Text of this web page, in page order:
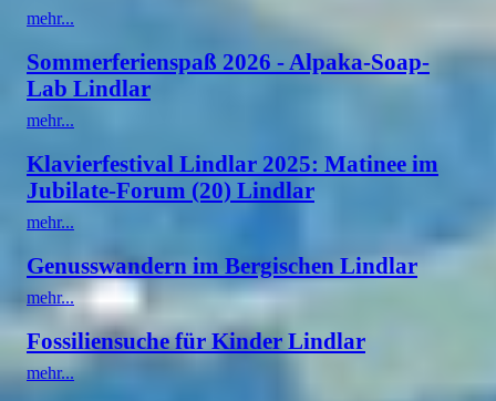
mehr...
Sommerferienspaß 2026 - Alpaka-Soap-
Lab Lindlar
mehr...
Klavierfestival Lindlar 2025: Matinee im
Jubilate-Forum (20) Lindlar
mehr...
Genusswandern im Bergischen Lindlar
mehr...
Fossiliensuche für Kinder Lindlar
mehr...